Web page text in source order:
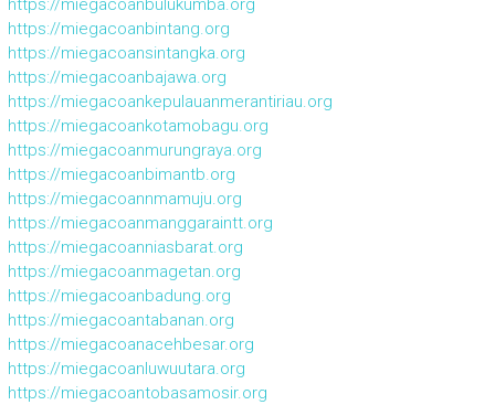
https://miegacoanbulukumba.org
https://miegacoanbintang.org
https://miegacoansintangka.org
https://miegacoanbajawa.org
https://miegacoankepulauanmerantiriau.org
https://miegacoankotamobagu.org
https://miegacoanmurungraya.org
https://miegacoanbimantb.org
https://miegacoannmamuju.org
https://miegacoanmanggaraintt.org
https://miegacoanniasbarat.org
https://miegacoanmagetan.org
https://miegacoanbadung.org
https://miegacoantabanan.org
https://miegacoanacehbesar.org
https://miegacoanluwuutara.org
https://miegacoantobasamosir.org